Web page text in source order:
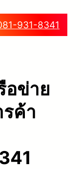
931-8341
อข่าย
ค้า